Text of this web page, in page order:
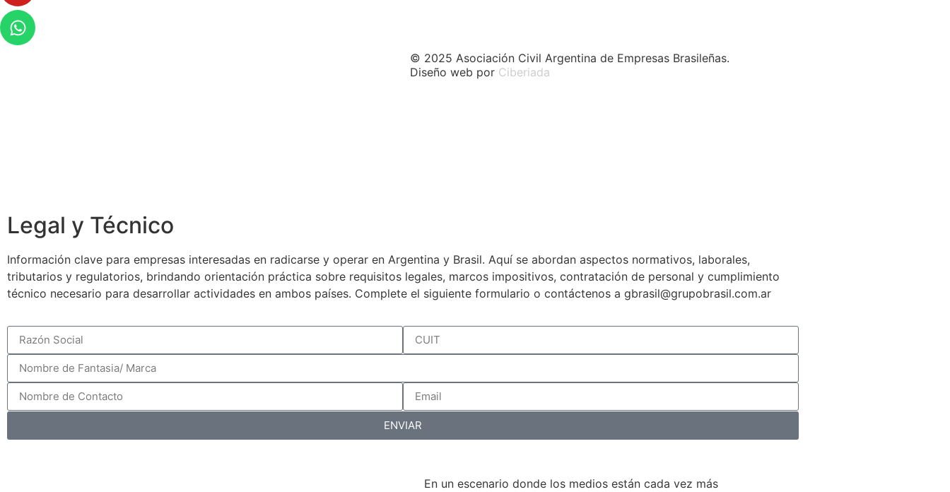
© 2025 Asociación Civil Argentina de Empresas Brasileñas.
Diseño web por Ciberiada
Legal y Técnico
Información clave para empresas interesadas en radicarse y operar en Argentina y Brasil. Aquí se abordan aspectos normativos, laborales,
tributarios y regulatorios, brindando orientación práctica sobre requisitos legales, marcos impositivos, contratación de personal y cumplimiento
técnico necesario para desarrollar actividades en ambos países. Complete el siguiente formulario o contáctenos a gbrasil@grupobrasil.com.ar
ENVIAR
En un escenario donde los medios están cada vez más